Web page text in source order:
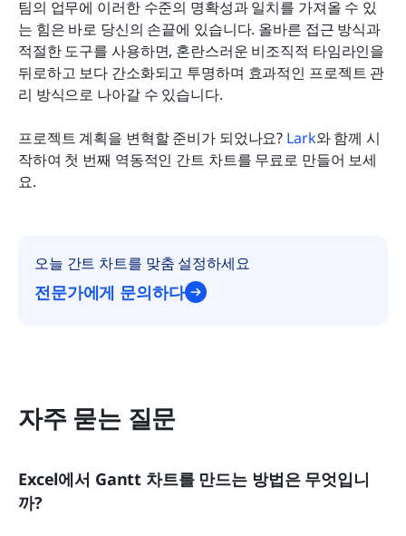
팀의 업무에 이러한 수준의 명확성과 일치를 가져올 수 있
는 힘은 바로 당신의 손끝에 있습니다. 올바른 접근 방식과
적절한 도구를 사용하면, 혼란스러운 비조직적 타임라인을
뒤로하고 보다 간소화되고 투명하며 효과적인 프로젝트 관
리 방식으로 나아갈 수 있습니다.
프로젝트 계획을 변혁할 준비가 되었나요? Lark와 함께 시
작하여 첫 번째 역동적인 간트 차트를 무료로 만들어 보세
요.
오늘 간트 차트를 맞춤 설정하세요
전문가에게 문의하다
자주 묻는 질문
Excel에서 Gantt 차트를 만드는 방법은 무엇입니
까?